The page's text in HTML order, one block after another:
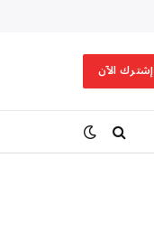
إشترك الآن